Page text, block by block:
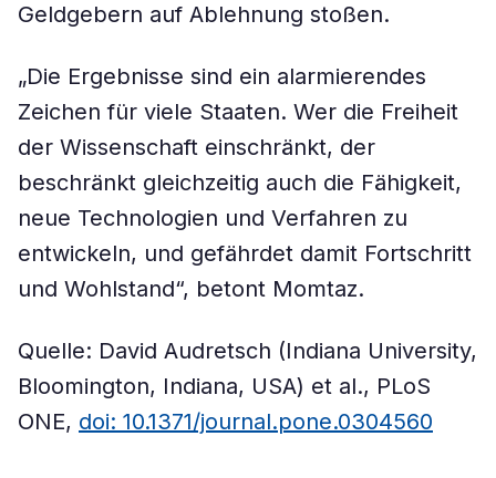
Geldgebern auf Ablehnung stoßen.
„Die Ergebnisse sind ein alarmierendes
Zeichen für viele Staaten. Wer die Freiheit
der Wissenschaft einschränkt, der
beschränkt gleichzeitig auch die Fähigkeit,
neue Technologien und Verfahren zu
entwickeln, und gefährdet damit Fortschritt
und Wohlstand“, betont Momtaz.
Quelle: David Audretsch (Indiana University,
Bloomington, Indiana, USA) et al., PLoS
ONE, doi: 10.1371/journal.pone.0304560